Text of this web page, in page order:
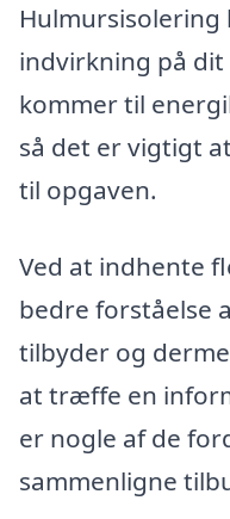
Hulmursisolering
indvirkning på
kommer til
så det er vigtigt
til opgaven.
Ved at indhente
bedre forståelse
tilbyder og
at træffe en
er nogle af de
sammenligne